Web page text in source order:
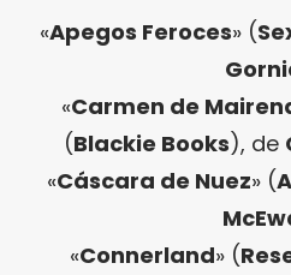
«Apegos Feroces» (
«Carmen de
(Blackie Books), de
«Cáscara de Nuez» (
«Connerland» (